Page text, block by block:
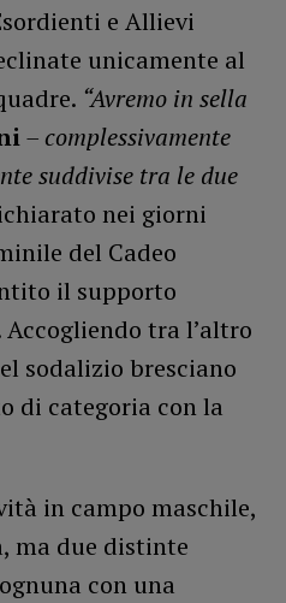
e Allievi
unicamente al
“Avremo in sella
– complessivamente
suddivise tra le due
nei giorni
del Cadeo
il supporto
tra l’altro
sodalizio bresciano
di categoria con la
in campo maschile,
ma due distinte
con una